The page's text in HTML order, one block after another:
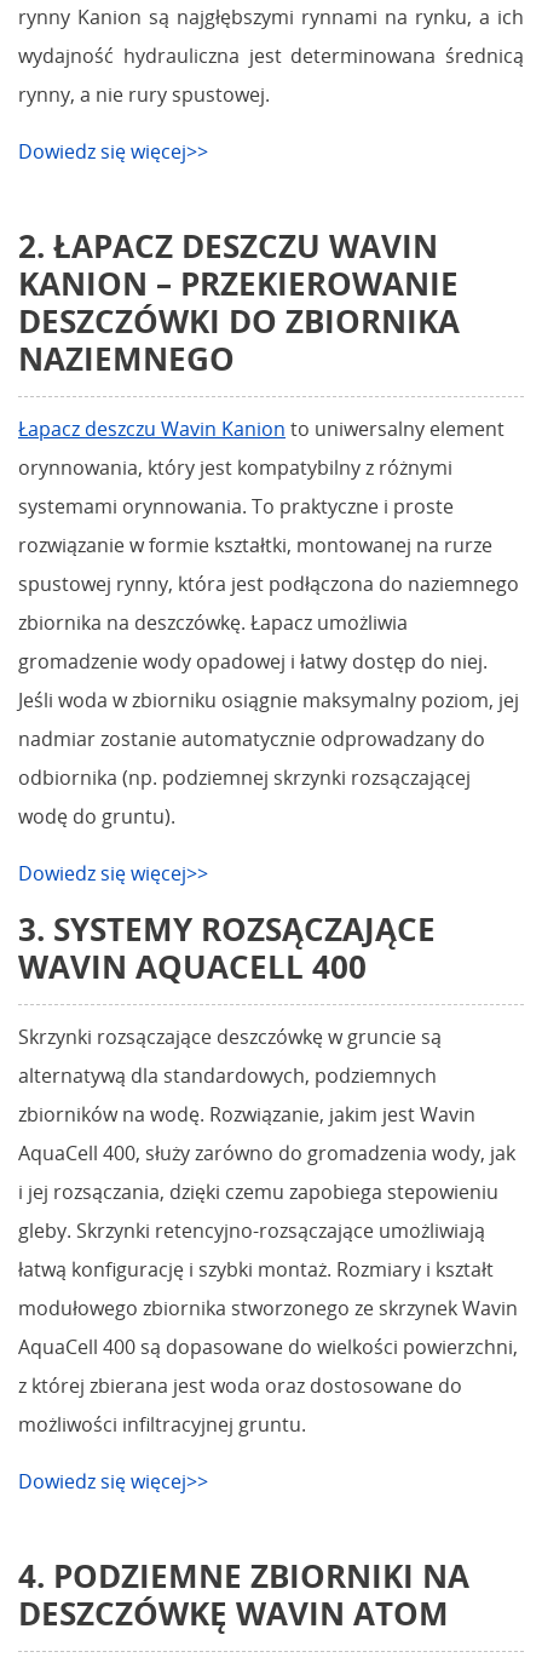
rynny Kanion są najgłębszymi rynnami na rynku, a ich
wydajność hydrauliczna jest determinowana średnicą
rynny, a nie rury spustowej.
Dowiedz się więcej>>
2. ŁAPACZ DESZCZU WAVIN
KANION – PRZEKIEROWANIE
DESZCZÓWKI DO ZBIORNIKA
NAZIEMNEGO
Łapacz deszczu Wavin Kanion to uniwersalny element
orynnowania, który jest kompatybilny z różnymi
systemami orynnowania. To praktyczne i proste
rozwiązanie w formie kształtki, montowanej na rurze
spustowej rynny, która jest podłączona do naziemnego
zbiornika na deszczówkę. Łapacz umożliwia
gromadzenie wody opadowej i łatwy dostęp do niej.
Jeśli woda w zbiorniku osiągnie maksymalny poziom, jej
nadmiar zostanie automatycznie odprowadzany do
odbiornika (np. podziemnej skrzynki rozsączającej
wodę do gruntu).
Dowiedz się więcej>>
3. SYSTEMY ROZSĄCZAJĄCE
WAVIN AQUACELL 400
Skrzynki rozsączające deszczówkę w gruncie są
alternatywą dla standardowych, podziemnych
zbiorników na wodę. Rozwiązanie, jakim jest Wavin
AquaCell 400, służy zarówno do gromadzenia wody, jak
i jej rozsączania, dzięki czemu zapobiega stepowieniu
gleby. Skrzynki retencyjno-rozsączające umożliwiają
łatwą konfigurację i szybki montaż. Rozmiary i kształt
modułowego zbiornika stworzonego ze skrzynek Wavin
AquaCell 400 są dopasowane do wielkości powierzchni,
z której zbierana jest woda oraz dostosowane do
możliwości infiltracyjnej gruntu.
Dowiedz się więcej>>
4. PODZIEMNE ZBIORNIKI NA
DESZCZÓWKĘ WAVIN ATOM